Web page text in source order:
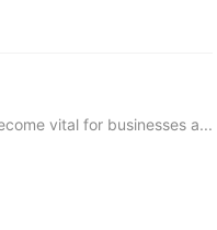
vital for businesses a...